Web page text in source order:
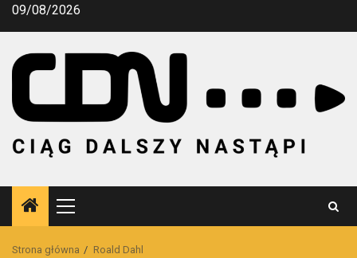
Przejdź
09/08/2026
Menu
główne
Strona główna Roald Dahl